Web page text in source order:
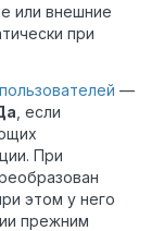
или внешние
при
—
, если
При
этом у него
прежним